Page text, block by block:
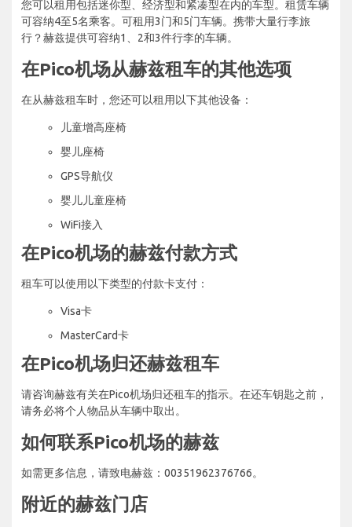
您可以租用包括迷你型、经济型和紧凑型在内的车型。租赁车辆
可容纳4至5名乘客。可租用3门和5门车辆。携带大量行李旅
行？赫兹提供可容纳1、2和3件行李的车辆。
在Pico机场从赫兹租车的其他选项
在从赫兹租车时，您还可以租用以下其他设备：
儿童增高座椅
婴儿座椅
GPS导航仪
婴儿儿童座椅
WiFi接入
在Pico机场的赫兹付款方式
租车可以使用以下类型的付款卡支付：
Visa卡
MasterCard卡
在Pico机场归还赫兹租车
请咨询赫兹有关在Pico机场归还租车的指示。在还车钥匙之前，
请务必将个人物品从车辆中取出。
如何联系Pico机场的赫兹
如需更多信息，请致电赫兹：00351962376766。
附近的赫兹门店